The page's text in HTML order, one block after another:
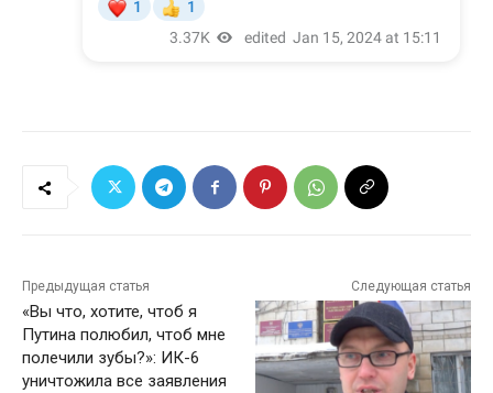
Предыдущая статья
«Вы что, хотите, чтоб я
Путина полюбил, чтоб мне
полечили зубы?»: ИК-6
уничтожила все заявления
Следующая статья